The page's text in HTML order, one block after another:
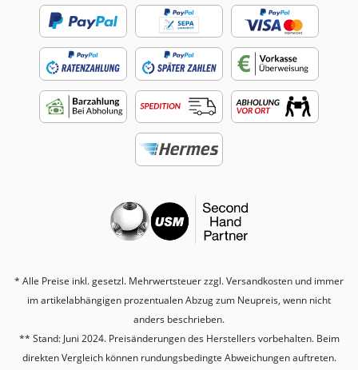
* Alle Preise inkl. gesetzl. Mehrwertsteuer zzgl.Versandkosten und immer
im artikelabhängigen prozentualen Abzug zum Neupreis, wenn nicht
anders beschrieben.
** Stand: Juni 2024. Preisänderungen des Herstellers vorbehalten. Beim
direkten Vergleich können rundungsbedingte Abweichungen auftreten.